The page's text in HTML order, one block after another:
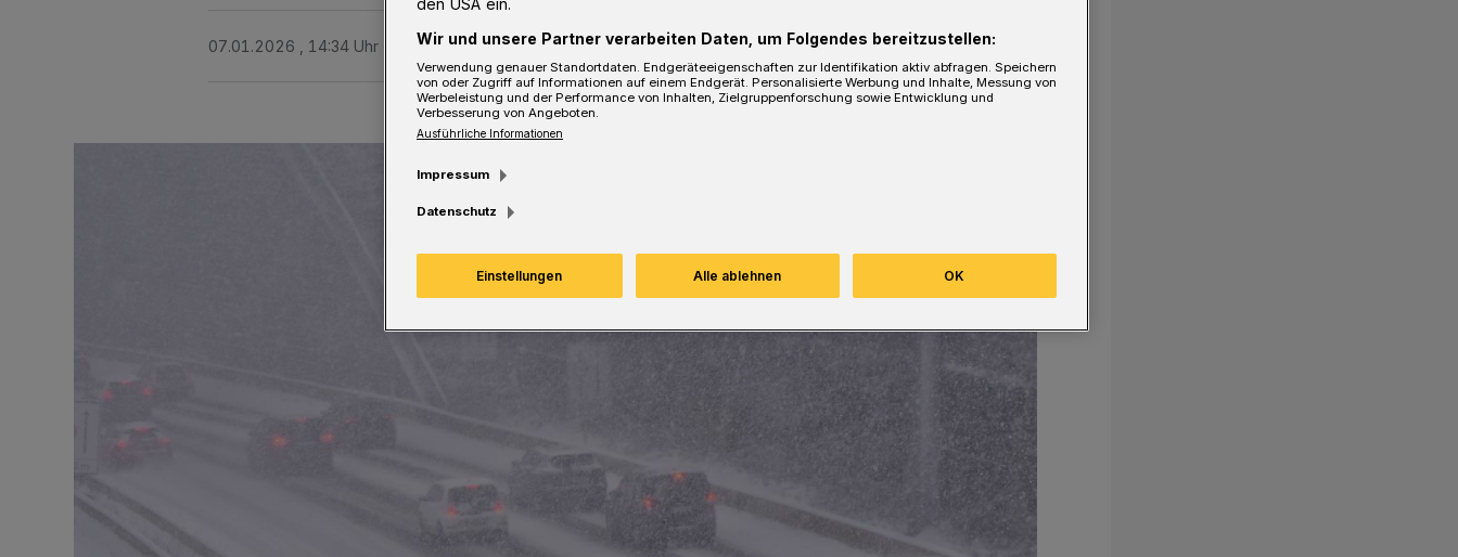
07.01.2026 , 14:34 Uhr Eine Minute Lesezeit
den USA ein.
Wir und unsere Partner verarbeiten Daten, um Folgendes bereitzustellen:
Verwendung genauer Standortdaten. Endgeräteeigenschaften zur Identifikation aktiv abfragen. Speichern
von oder Zugriff auf Informationen auf einem Endgerät. Personalisierte Werbung und Inhalte, Messung von
Werbeleistung und der Performance von Inhalten, Zielgruppenforschung sowie Entwicklung und
Verbesserung von Angeboten.
Ausführliche Informationen
Impressum
Datenschutz
Einstellungen Alle ablehnen OK